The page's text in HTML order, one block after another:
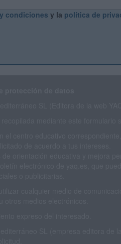
condiciones y la política de